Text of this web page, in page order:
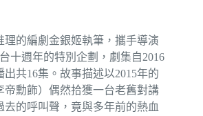
理的編劇金銀姬執筆，攜手導演
十週年的特別企劃，劇集自2016
出共16集。故事描述以2015年的
帝勳飾）偶然拾獲一台老舊對講
的呼叫聲，竟與多年前的熱血